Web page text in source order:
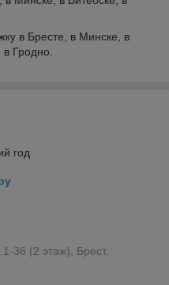
в Бресте, в Минске, в
Гродно.
год
36 (2 этаж), Брест,